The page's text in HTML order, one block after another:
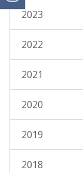
2023
2022
2021
2020
2019
2018